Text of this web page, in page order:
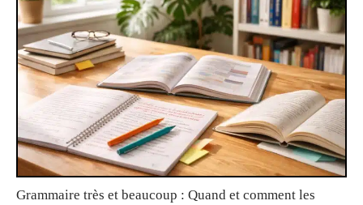
Grammaire très et beaucoup : Quand et comment les